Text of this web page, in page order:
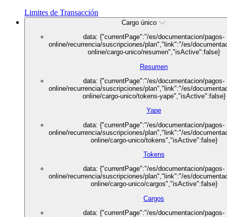
Limites de Transacción
Cargo único
data: {"currentPage":"/es/documentacion/pagos-
online/recurrencia/suscripciones/plan","link":"/es/
online/cargo-unico/resumen","isActive":false}
Resumen
data: {"currentPage":"/es/documentacion/pagos-
online/recurrencia/suscripciones/plan","link":"/es/
online/cargo-unico/tokens-yape","isActive":false}
Yape
data: {"currentPage":"/es/documentacion/pagos-
online/recurrencia/suscripciones/plan","link":"/es/
online/cargo-unico/tokens","isActive":false}
Tokens
data: {"currentPage":"/es/documentacion/pagos-
online/recurrencia/suscripciones/plan","link":"/es/
online/cargo-unico/cargos","isActive":false}
Cargos
data: {"currentPage":"/es/documentacion/pagos-